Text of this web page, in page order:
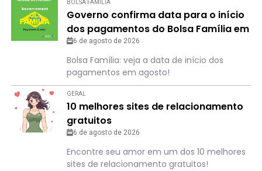
BOLSA FAMÍLIA
Governo confirma data para o início
dos pagamentos do Bolsa Família em
agosto
6 de agosto de 2026
Bolsa Família: veja a data de início dos
pagamentos em agosto!
GERAL
10 melhores sites de relacionamento
gratuitos
6 de agosto de 2026
Encontre seu amor em um dos 10 melhores
sites de relacionamento gratuitos!